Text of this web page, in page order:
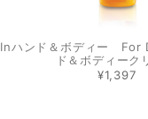
Inハンド＆ボディー
ド＆ボディーク
¥1,397